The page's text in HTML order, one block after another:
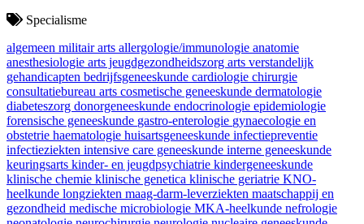
Specialisme
algemeen militair arts allergologie/immunologie anatomie
anesthesiologie arts jeugdgezondheidszorg arts verstandelijk
gehandicapten bedrijfsgeneeskunde cardiologie chirurgie
consultatiebureau arts cosmetische geneeskunde dermatologie
diabeteszorg donorgeneeskunde endocrinologie epidemiologie
forensische geneeskunde gastro-enterologie gynaecologie en
obstetrie haematologie huisartsgeneeskunde infectiepreventie
infectieziekten intensive care geneeskunde interne geneeskunde
keuringsarts kinder- en jeugdpsychiatrie kindergeneeskunde
klinische chemie klinische genetica klinische geriatrie KNO-
heelkunde longziekten maag-darm-leverziekten maatschappij en
gezondheid medische microbiologie MKA-heelkunde nefrologie